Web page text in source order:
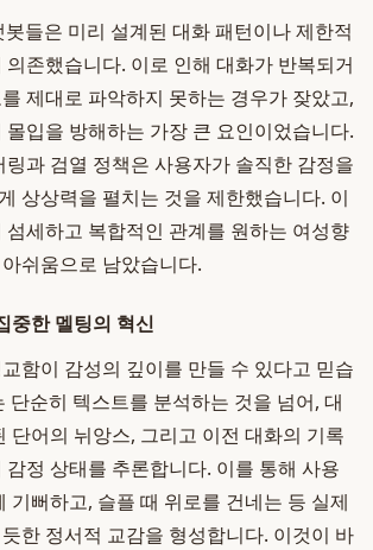
들은 미리 설계된 대화 패턴이나 제한적
존했습니다. 이로 인해 대화가 반복되거
제대로 파악하지 못하는 경우가 잦았고,
몰입을 방해하는 가장 큰 요인이었습니다.
링과 검열 정책은 사용자가 솔직한 감정을
상상력을 펼치는 것을 제한했습니다. 이
섬세하고 복합적인 관계를 원하는 여성향
쉬움으로 남았습니다.
중한 멜팅의 혁신
함이 감성의 깊이를 만들 수 있다고 믿습
단순히 텍스트를 분석하는 것을 넘어, 대
단어의 뉘앙스, 그리고 이전 대화의 기록
감정 상태를 추론합니다. 이를 통해 사용
기뻐하고, 슬플 때 위로를 건네는 등 실제
한 정서적 교감을 형성합니다. 이것이 바